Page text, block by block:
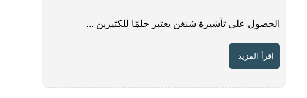
الحصول على تأشيرة شنغن يعتبر حلمًا للكثيرين ...
اقرأ المزيد